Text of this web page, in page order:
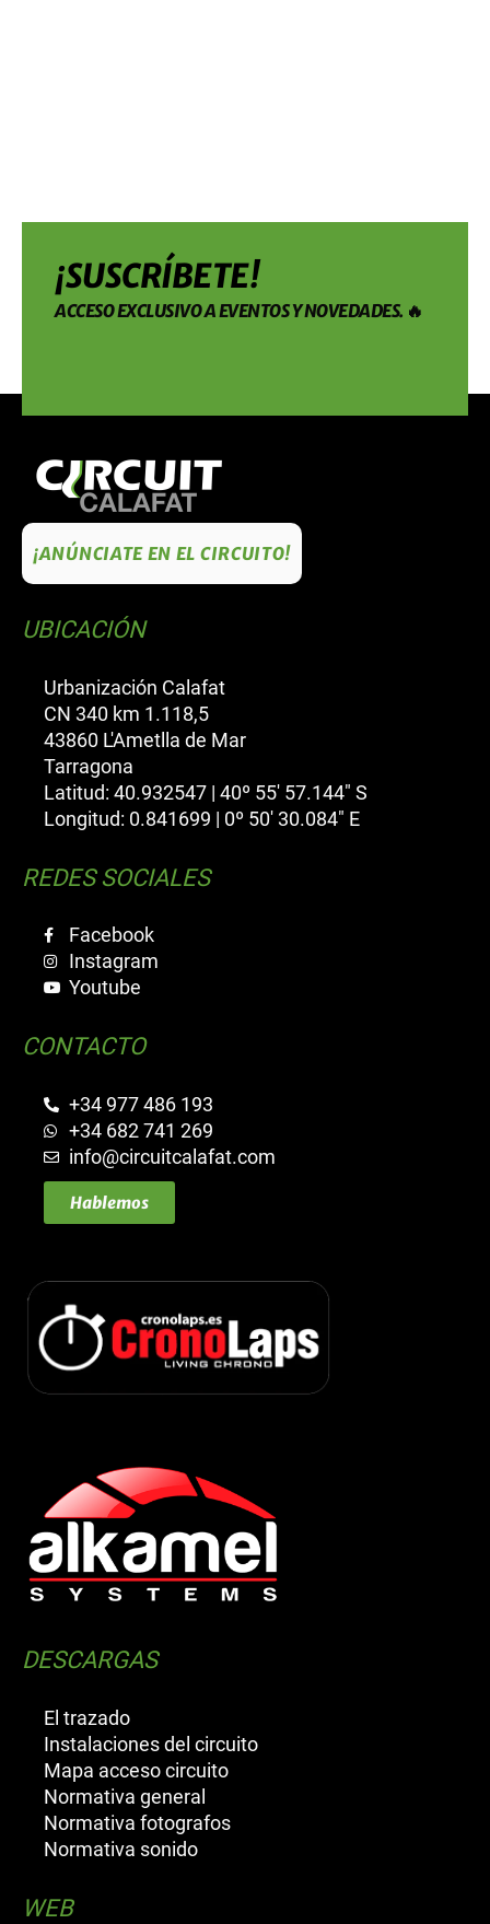
¡SUSCRÍBETE!
ACCESO EXCLUSIVO A EVENTOS Y NOVEDADES. 🔥
¡ANÚNCIATE EN EL CIRCUITO!
UBICACIÓN
Urbanización Calafat
CN 340 km 1.118,5
43860 L'Ametlla de Mar
Tarragona
Latitud: 40.932547 | 40º 55' 57.144" S
Longitud: 0.841699 | 0º 50' 30.084" E
REDES SOCIALES
Facebook
Instagram
Youtube
CONTACTO
+34 977 486 193
+34 682 741 269
info@circuitcalafat.com
Hablemos
DESCARGAS
El trazado
Instalaciones del circuito
Mapa acceso circuito
Normativa general
Normativa fotografos
Normativa sonido
WEB